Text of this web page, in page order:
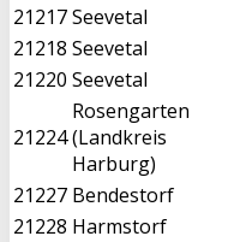
21217Seevetal
21218 Seevetal
21220 Seevetal
21224
Rosengarten
(Landkreis
Harburg)
21227 Bendestorf
21228 Harmstorf